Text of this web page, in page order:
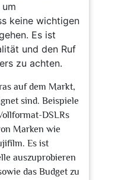
keine wichtigen
Es ist
und den Ruf
zu achten.
auf dem Markt,
sind. Beispiele
DSLRs
Marken wie
Es ist
auszuprobieren
das Budget zu